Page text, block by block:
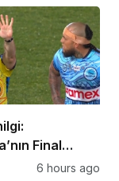
Final
Sarsıldı6 hours ago